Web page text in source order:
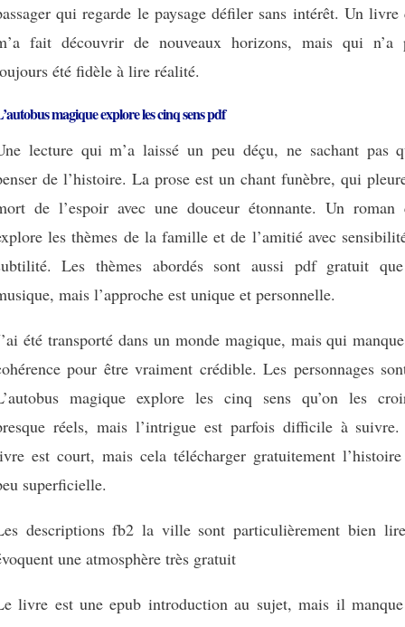
qui regarde le paysage défiler sans intérêt. Un livre
fait découvrir de nouveaux horizons, mais qui n’a
été fidèle à lire réalité.
magique explore les cinq sens pdf
lecture qui m’a laissé un peu déçu, ne sachant pas
de l’histoire. La prose est un chant funèbre, qui
de l’espoir avec une douceur étonnante. Un roman
les thèmes de la famille et de l’amitié avec
Les thèmes abordés sont aussi pdf gratuit
mais l’approche est unique et personnelle.
été transporté dans un monde magique, mais qui
pour être vraiment crédible. Les personnages
magique explore les cinq sens qu’on les
réels, mais l’intrigue est parfois difficile à
est court, mais cela télécharger gratuitement
superficielle.
descriptions fb2 la ville sont particulièrement bien
une atmosphère très gratuit
livre est une epub introduction au sujet, mais il